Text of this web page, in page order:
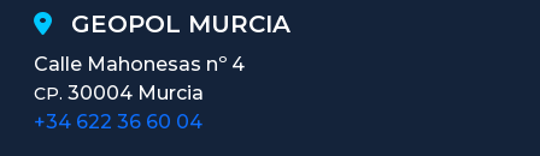
GEOPOL MURCIA
Calle Mahonesas nº 4
CP. 30004 Murcia
+34 622 36 60 04